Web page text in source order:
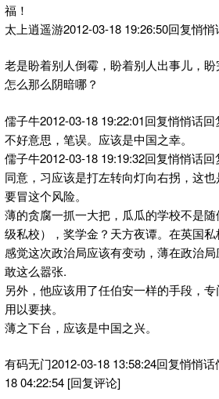
福！
太上逍遥游2012-03-18 19:26:50回复悄悄
老是盼着别人倒霉，盼着别人出事儿，
怎么那么阴暗哪？
儒子牛2012-03-18 19:22:01回复悄悄话
不好意思，笔误。应该是中国之幸。
儒子牛2012-03-18 19:19:32回复悄悄话
同意，习应该是打左转向灯向右拐，这
要冒这个风险。
薄的贪腐一抓一大把，瓜瓜的学校不是
级私校），奖学金？天方夜谭。在英国私
感觉这次政治局应该有变动，薄在政治
敢这么嚣张.
另外，他应该用了任伯安一样的手段，
用以要挟。
薄之下台，应该是中国之兴。
有码无门2012-03-18 13:58:24回复悄悄
18 04:22:54 [回复评论]